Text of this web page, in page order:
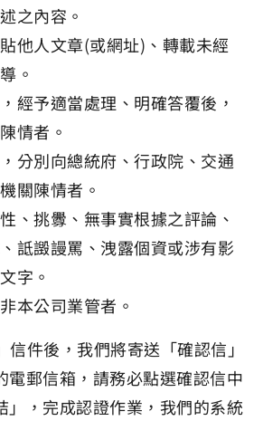
之內容。
他人文章(或網址)、轉載未經
。
經予適當處理、明確答覆後，
情者。
分別向總統府、行政院、交通
關陳情者。
、挑釁、無事實根據之評論、
詆譭謾罵、洩露個資或涉有影
字。
本公司業管者。
件後，我們將寄送「確認信」
電郵信箱，請務必點選確認信中
」，完成認證作業，我們的系統